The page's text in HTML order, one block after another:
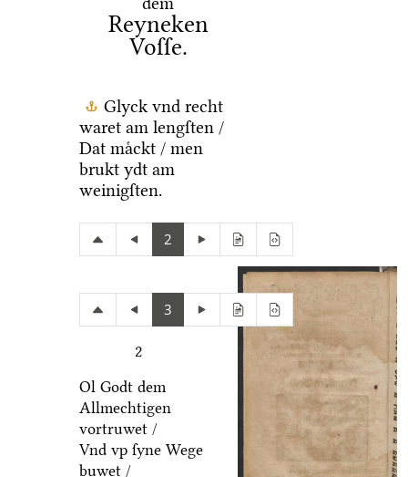
Reyneken
Voſſe.
Glyck vnd recht
waret am lengſten /
Dat maͤckt / men
brukt ydt am
weinigſten.
2
3
2
Ol Godt dem
Allmechtigen
vortruwet /
Vnd vp ſyne Wege
buwet /